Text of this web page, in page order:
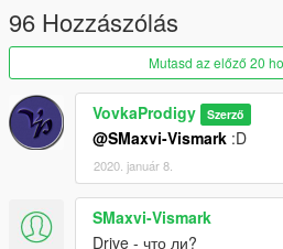
4. Retextures back lights!
Update Textures wheel
96 Hozzászólás
Mutasd az előző 20
VovkaProdigy Szerző
@SMaxvi-Vismark :D
2020. január 8.
SMaxvi-Vismark
Drive - что ли?